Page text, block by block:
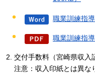
職業訓練指
職業訓練指
交付手数料（宮崎県収入
注意：収入印紙とは異な